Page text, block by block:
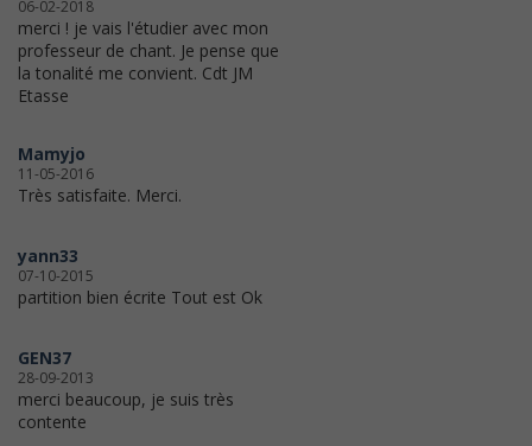
06-02-2018
merci ! je vais l'étudier avec mon
professeur de chant. Je pense que
la tonalité me convient. Cdt JM
Etasse
Mamyjo
11-05-2016
Très satisfaite. Merci.
yann33
07-10-2015
partition bien écrite Tout est Ok
GEN37
28-09-2013
merci beaucoup, je suis très
contente